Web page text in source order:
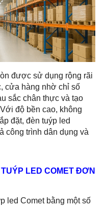
được sử dụng rộng rãi
cửa hàng nhờ chỉ số
sắc chân thực và tạo
độ bền cao, không
đặt, đèn tuýp led
công trình dân dụng và
LED COMET ĐƠN
led Comet bằng một số